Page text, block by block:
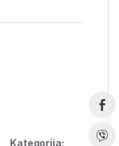
Kategorija: